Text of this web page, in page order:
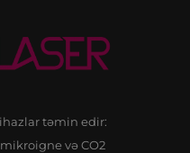
təmin edir:
mikroigne və CO2